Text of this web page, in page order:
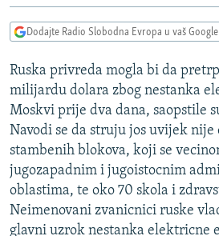
Pređite
pretragu
VIZUELNO
VIDEO
FOTOGALERIJE
INFOGRAFIKE
PODCASTI
RAT U UKRAJINI
KINA NA BALKANU
RSE PRIČE IZ SVIJETA
ISPRIČAJ MI
DNEVNO@RSE
Dodajte Radio Slobodna Evropa u vaš
Ruska privreda mogla bi da
milijardu dolara zbog nestanka
Moskvi prije dva dana, saopstile
Navodi se da struju jos uvijek
stambenih blokova, koji se
jugozapadnim i jugoistocnim
oblastima, te oko 70 skola i
Neimenovani zvanicnici ruske
glavni uzrok nestanka elektricne